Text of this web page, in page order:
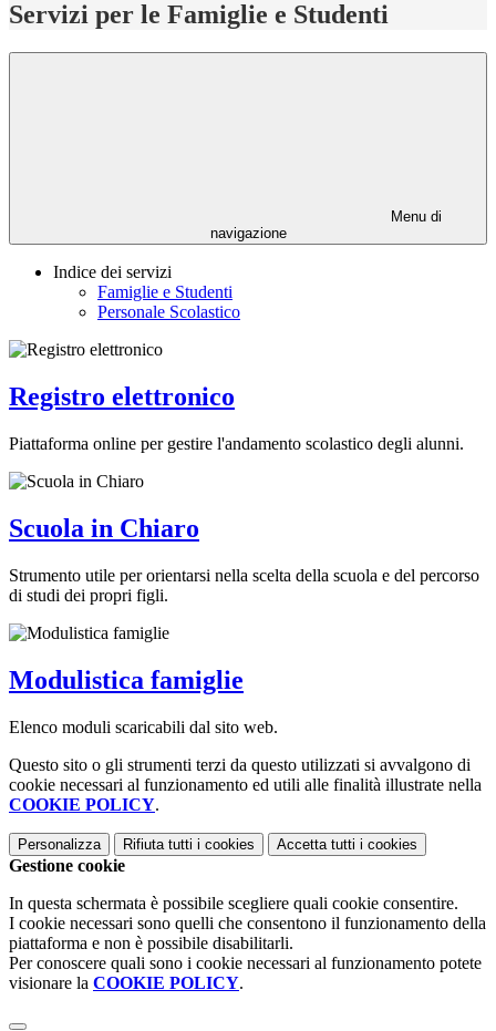
Servizi per le Famiglie e Studenti
Menu di
navigazione
Indice dei servizi
Famiglie e Studenti
Personale Scolastico
Registro elettronico
Piattaforma online per gestire l'andamento scolastico degli alunni.
Scuola in Chiaro
Strumento utile per orientarsi nella scelta della scuola e del percorso
di studi dei propri figli.
Modulistica famiglie
Elenco moduli scaricabili dal sito web.
Questo sito o gli strumenti terzi da questo utilizzati si avvalgono di
cookie necessari al funzionamento ed utili alle finalità illustrate nella
COOKIE POLICY.
Personalizza Rifiuta tutti i cookies Accetta tutti i cookies
Gestione cookie
In questa schermata è possibile scegliere quali cookie consentire.
I cookie necessari sono quelli che consentono il funzionamento della
piattaforma e non è possibile disabilitarli.
Per conoscere quali sono i cookie necessari al funzionamento potete
visionare la COOKIE POLICY.